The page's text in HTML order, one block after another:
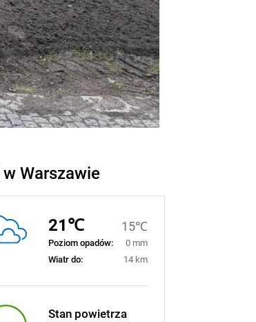
Warszawie
21℃ 15℃
Poziom opadów:
0 mm
Wiatr do:
14 km
Stan powietrza